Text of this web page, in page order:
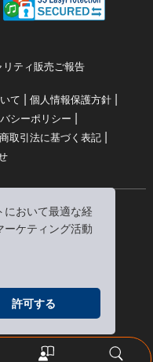
において最適な経
ーケティング活動
許可する
ティ販売ご報告
て | 個人情報保護方針|
シーポリシー |
取引法に基づく表記 |
ん/キクホン）は
です。